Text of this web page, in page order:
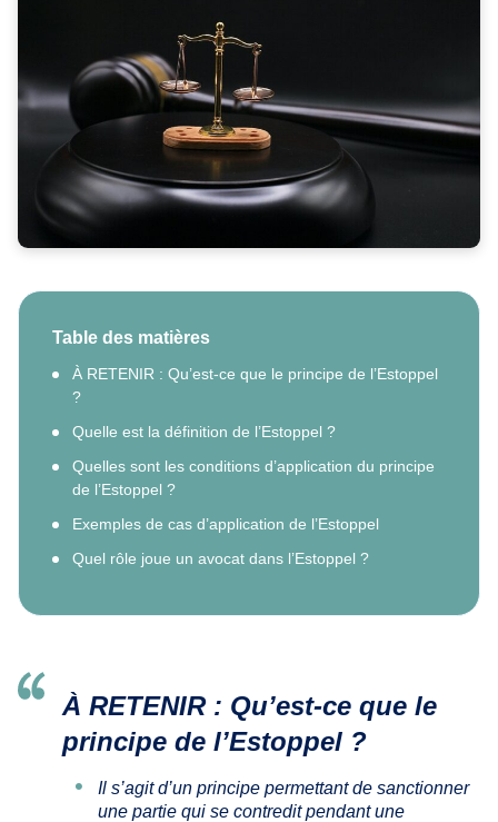
Table des matières
À RETENIR : Qu’est-ce que le principe de l’Estoppel
?
Quelle est la définition de l’Estoppel ?
Quelles sont les conditions d’application du principe
de l’Estoppel ?
Exemples de cas d’application de l’Estoppel
Quel rôle joue un avocat dans l’Estoppel ?
À RETENIR : Qu’est-ce que le
principe de l’Estoppel ?
Il s’agit d’un principe permettant de sanctionner
une partie qui se contredit pendant une